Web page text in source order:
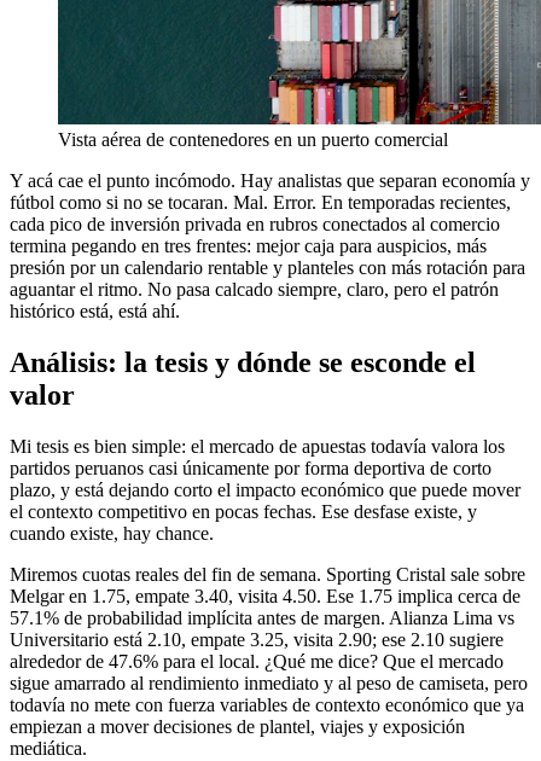
Vista aérea de contenedores en un puerto comercial
Y acá cae el punto incómodo. Hay analistas que separan economía y
fútbol como si no se tocaran. Mal. Error. En temporadas recientes,
cada pico de inversión privada en rubros conectados al comercio
termina pegando en tres frentes: mejor caja para auspicios, más
presión por un calendario rentable y planteles con más rotación para
aguantar el ritmo. No pasa calcado siempre, claro, pero el patrón
histórico está, está ahí.
Análisis: la tesis y dónde se esconde el
valor
Mi tesis es bien simple: el mercado de apuestas todavía valora los
partidos peruanos casi únicamente por forma deportiva de corto
plazo, y está dejando corto el impacto económico que puede mover
el contexto competitivo en pocas fechas. Ese desfase existe, y
cuando existe, hay chance.
Miremos cuotas reales del fin de semana. Sporting Cristal sale sobre
Melgar en 1.75, empate 3.40, visita 4.50. Ese 1.75 implica cerca de
57.1% de probabilidad implícita antes de margen. Alianza Lima vs
Universitario está 2.10, empate 3.25, visita 2.90; ese 2.10 sugiere
alrededor de 47.6% para el local. ¿Qué me dice? Que el mercado
sigue amarrado al rendimiento inmediato y al peso de camiseta, pero
todavía no mete con fuerza variables de contexto económico que ya
empiezan a mover decisiones de plantel, viajes y exposición
mediática.